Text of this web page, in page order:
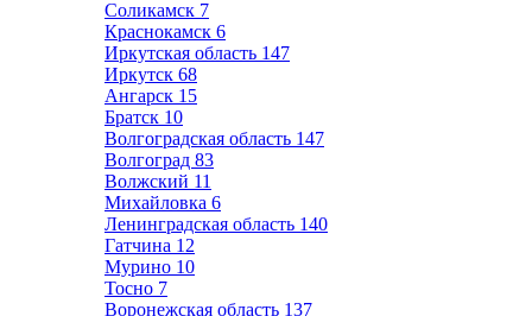
Соликамск 7
Краснокамск 6
Иркутская область 147
Иркутск 68
Ангарск 15
Братск 10
Волгоградская область 147
Волгоград 83
Волжский 11
Михайловка 6
Ленинградская область 140
Гатчина 12
Мурино 10
Тосно 7
Воронежская область 137